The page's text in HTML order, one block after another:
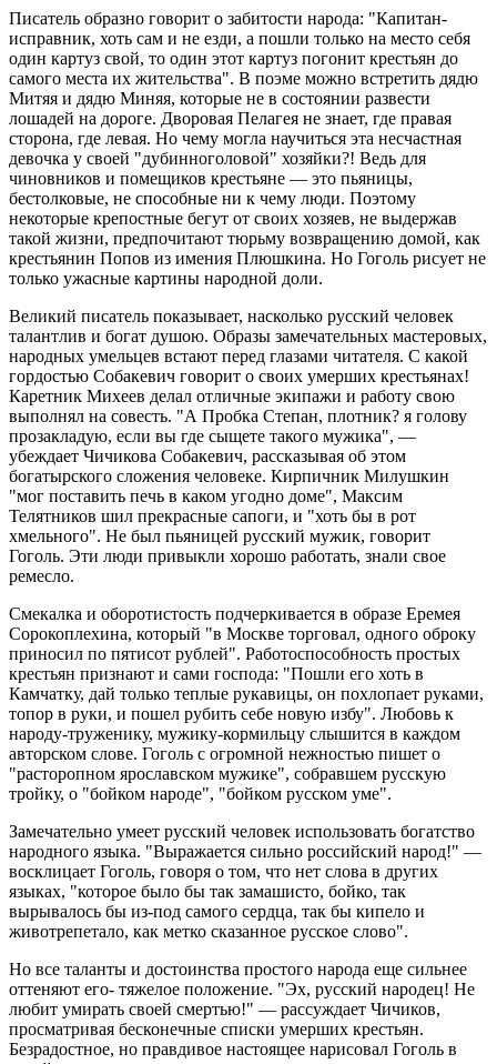
Писатель образно говорит о забитости народа: "Капитан-
исправник, хоть сам и не езди, а пошли только на место себя
один картуз свой, то один этот картуз погонит крестьян до
самого места их жительства". В поэме можно встретить дядю
Митяя и дядю Миняя, которые не в состоянии развести
лошадей на дороге. Дворовая Пелагея не знает, где правая
сторона, где левая. Но чему могла научиться эта несчастная
девочка у своей "дубинноголовой" хозяйки?! Ведь для
чиновников и помещиков крестьяне — это пьяницы,
бестолковые, не способные ни к чему люди. Поэтому
некоторые крепостные бегут от своих хозяев, не выдержав
такой жизни, предпочитают тюрьму возвращению домой, как
крестьянин Попов из имения Плюшкина. Но Гоголь рисует не
только ужасные картины народной доли.
Великий писатель показывает, насколько русский человек
талантлив и богат душою. Образы замечательных мастеровых,
народных умельцев встают перед глазами читателя. С какой
гордостью Собакевич говорит о своих умерших крестьянах!
Каретник Михеев делал отличные экипажи и работу свою
выполнял на совесть. "А Пробка Степан, плотник? я голову
прозакладую, если вы где сыщете такого мужика", —
убеждает Чичикова Собакевич, рассказывая об этом
богатырского сложения человеке. Кирпичник Милушкин
"мог поставить печь в каком угодно доме", Максим
Телятников шил прекрасные сапоги, и "хоть бы в рот
хмельного". Не был пьяницей русский мужик, говорит
Гоголь. Эти люди привыкли хорошо работать, знали свое
ремесло.
Смекалка и оборотистость подчеркивается в образе Еремея
Сорокоплехина, который "в Москве торговал, одного оброку
приносил по пятисот рублей". Работоспособность простых
крестьян признают и сами господа: "Пошли его хоть в
Камчатку, дай только теплые рукавицы, он похлопает руками,
топор в руки, и пошел рубить себе новую избу". Любовь к
народу-труженику, мужику-кормильцу слышится в каждом
авторском слове. Гоголь с огромной нежностью пишет о
"расторопном ярославском мужике", собравшем русскую
тройку, о "бойком народе", "бойком русском уме".
Замечательно умеет русский человек использовать богатство
народного языка. "Выражается сильно российский народ!" —
восклицает Гоголь, говоря о том, что нет слова в других
языках, "которое было бы так замашисто, бойко, так
вырывалось бы из-под самого сердца, так бы кипело и
животрепетало, как метко сказанное русское слово".
Но все таланты и достоинства простого народа еще сильнее
оттеняют его- тяжелое положение. "Эх, русский народец! Не
любит умирать своей смертью!" — рассуждает Чичиков,
просматривая бесконечные списки умерших крестьян.
Безрадостное, но правдивое настоящее нарисовал Гоголь в